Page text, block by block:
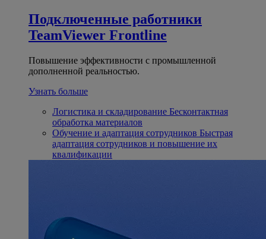
Подключенные работники
TeamViewer Frontline
Повышение эффективности с промышленной
дополненной реальностью.
Узнать больше
Логистика и складирование Бесконтактная
обработка материалов
Обучение и адаптация сотрудников Быстрая
адаптация сотрудников и повышение их
квалификации